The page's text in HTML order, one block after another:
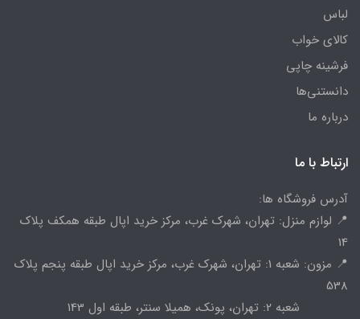
لباس
کالای خواب
فرشینه چاپی
دانستنی‌ها
درباره ما
ارتباط با ما
آدرس فروشگاه ها:
📍 لوازم منزل: تهران، شهرک غرب، مرکز خرید اپال طبقه همکف پلاک
14
📍 مزون: شعبه 1: تهران، شهرک غرب، مرکز خرید اپال طبقه پنجم پلاک
538
شعبه 2: تهران، پونک، همیلا سنتر، طبقه اول 143